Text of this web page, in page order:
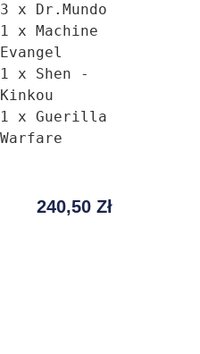
3 x Dr.Mundo
1 x Machine
Evangel
1 x Shen -
Kinkou
1 x Guerilla
240,50Zł